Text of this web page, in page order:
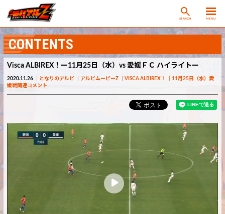
SEARCH MENU
CONTENTS
Visca ALBIREX！ー11月25日（水）vs 愛媛ＦＣ ハイライトー
2020.11.26 となりのアルビ アルビムービーZ VISCA ALBIREX！
11月25日（水）愛
媛戦関連コメント